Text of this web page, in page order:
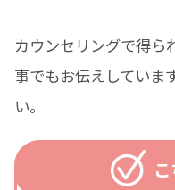
カウンセリングで得ら
事でもお伝えしていま
い。